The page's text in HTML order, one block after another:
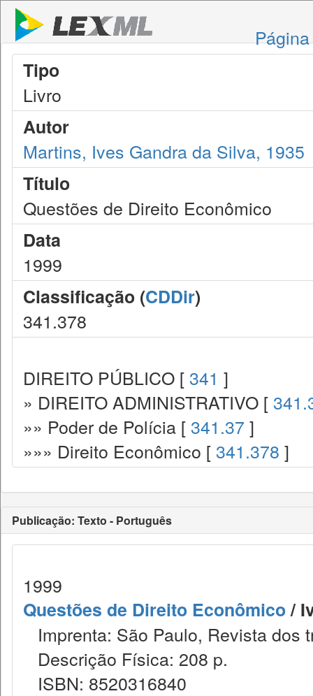
Tipo
Livro
Autor
Martins, Ives Gandra da Silva, 1935
Título
Questões de Direito Econômico
Data
1999
Classificação (CDDir)
341.378
DIREITO PÚBLICO [ 341 ]
» DIREITO ADMINISTRATIVO [
»» Poder de Polícia [ 341.37 ]
»»» Direito Econômico [ 341.378 ]
Publicação: Texto - Português
1999
Questões de Direito Econômico/
Imprenta: São Paulo, Revista dos
Descrição Física: 208 p.
ISBN: 8520316840